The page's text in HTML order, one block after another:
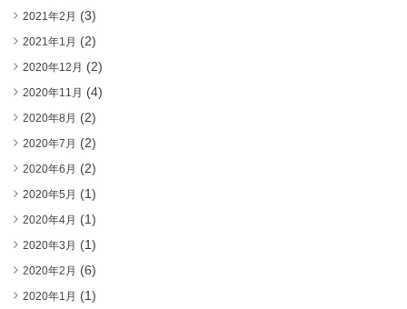
2021年2月 (3)
2021年1月 (2)
2020年12月 (2)
2020年11月 (4)
2020年8月 (2)
2020年7月 (2)
2020年6月 (2)
2020年5月 (1)
2020年4月 (1)
2020年3月 (1)
2020年2月 (6)
2020年1月 (1)